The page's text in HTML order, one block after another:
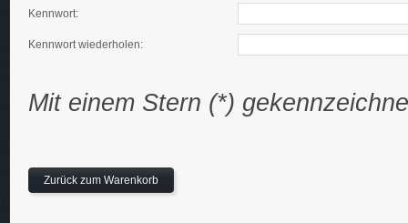
Kennwort:
Kennwort wiederholen:
Mit einem Stern (*)
Zurück zum Warenkorb